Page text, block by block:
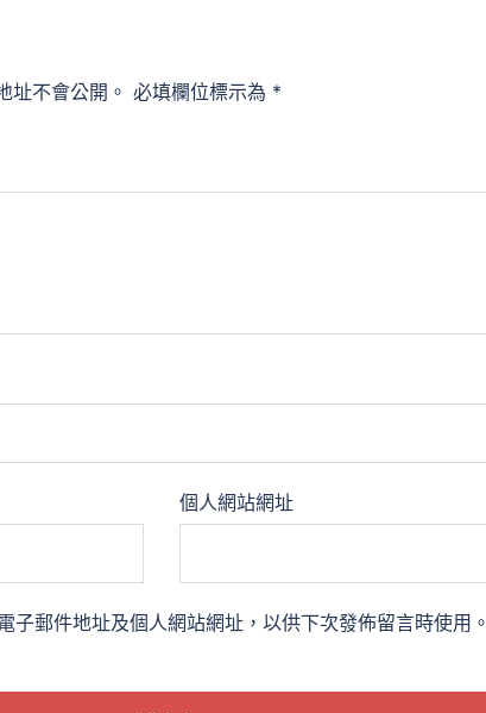
址不會公開。 必填欄位標示為 *
個人網站網址
子郵件地址及個人網站網址，以供下次發佈留言時使用。